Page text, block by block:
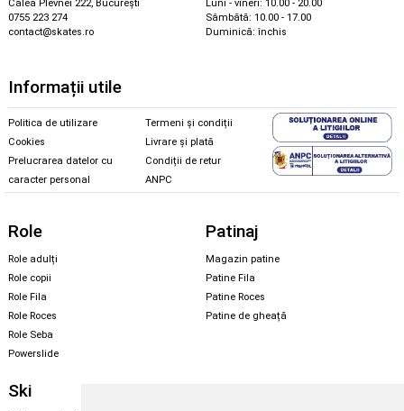
Calea Plevnei 222, București
0755 223 274
contact@skates.ro
Luni - vineri: 10.00 - 20.00
Sâmbătă: 10.00 - 17.00
Duminică: închis
Informații utile
Politica de utilizare
Cookies
Prelucrarea datelor cu
caracter personal
Termeni și condiții
Livrare și plată
Condiții de retur
ANPC
Role
Role adulți
Role copii
Role Fila
Role Roces
Role Seba
Powerslide
Patinaj
Magazin patine
Patine Fila
Patine Roces
Patine de gheață
Ski